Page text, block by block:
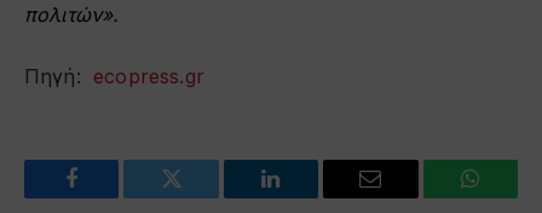
πολιτών».
Πηγή: ecopress.gr
Facebook Twitter LinkedIn Email